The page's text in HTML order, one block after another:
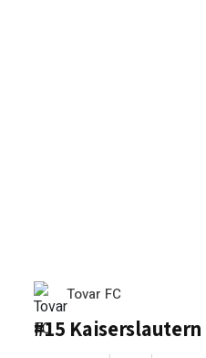
Tovar FC
#15 Kaiserslautern